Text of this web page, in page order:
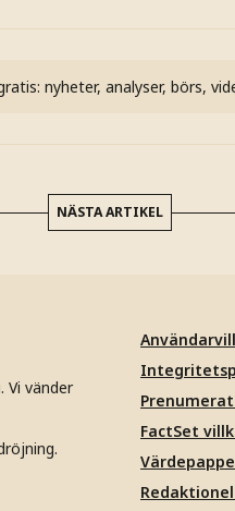
nyheter, analyser, börs,
NÄSTA ARTIKEL
Vi vänder
FactSet